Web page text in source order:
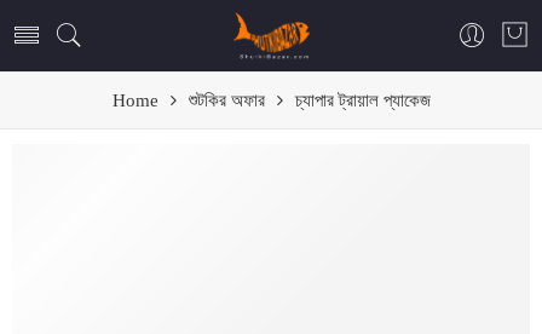
Home শুটকির অফার চ্যাপার ট্রায়াল প্যাকেজ